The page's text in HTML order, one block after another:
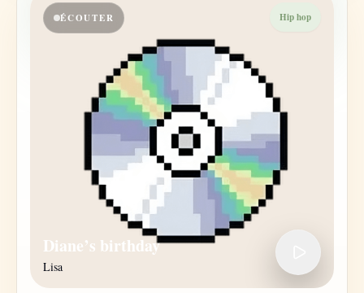
ÉCOUTER Hip hop
Diane’s birthday
Lisa